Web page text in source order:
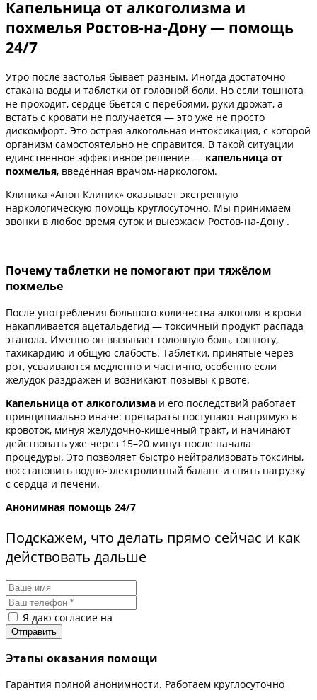
Капельница от алкоголизма и
похмелья Ростов-на-Дону — помощь
24/7
Утро после застолья бывает разным. Иногда достаточно
стакана воды и таблетки от головной боли. Но если тошнота
не проходит, сердце бьётся с перебоями, руки дрожат, а
встать с кровати не получается — это уже не просто
дискомфорт. Это острая алкогольная интоксикация, с которой
организм самостоятельно не справится. В такой ситуации
единственное эффективное решение — капельница от
похмелья, введённая врачом-наркологом.
Клиника «Анон Клиник» оказывает экстренную
наркологическую помощь круглосуточно. Мы принимаем
звонки в любое время суток и выезжаем Ростов-на-Дону .
Почему таблетки не помогают при тяжёлом
похмелье
После употребления большого количества алкоголя в крови
накапливается ацетальдегид — токсичный продукт распада
этанола. Именно он вызывает головную боль, тошноту,
тахикардию и общую слабость. Таблетки, принятые через
рот, усваиваются медленно и частично, особенно если
желудок раздражён и возникают позывы к рвоте.
Капельница от алкоголизма и его последствий работает
принципиально иначе: препараты поступают напрямую в
кровоток, минуя желудочно-кишечный тракт, и начинают
действовать уже через 15–20 минут после начала
процедуры. Это позволяет быстро нейтрализовать токсины,
восстановить водно-электролитный баланс и снять нагрузку
с сердца и печени.
Анонимная помощь 24/7
Подскажем, что делать прямо сейчас и как
действовать дальше
Я даю согласие на
Этапы оказания помощи
Гарантия полной анонимности. Работаем круглосуточно